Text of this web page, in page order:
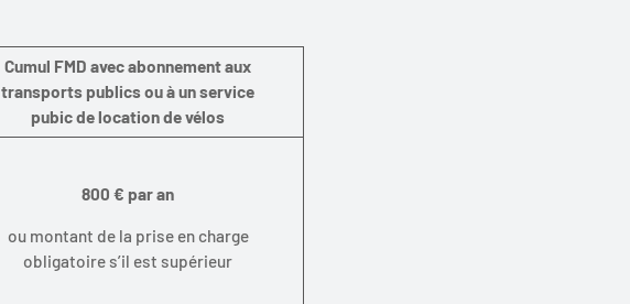
Cumul FMD avec abonnement aux
transports publics ou à un service
pubic de location de vélos
800 € par an
ou montant de la prise en charge
obligatoire s’il est supérieur